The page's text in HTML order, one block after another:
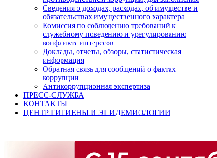
Сведения о доходах, расходах, об имуществе и
обязательствах имущественного характера
Комиссия по соблюдению требований к
служебному поведению и урегулированию
конфликта интересов
Доклады, отчеты, обзоры, статистическая
информация
Обратная связь для сообщений о фактах
коррупции
Антикоррупционная экспертиза
ПРЕСС-СЛУЖБА
КОНТАКТЫ
ЦЕНТР ГИГИЕНЫ И ЭПИДЕМИОЛОГИИ